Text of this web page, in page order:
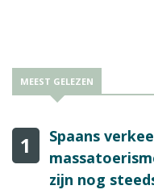
MEEST GELEZEN
1
Spaans
zijn nog